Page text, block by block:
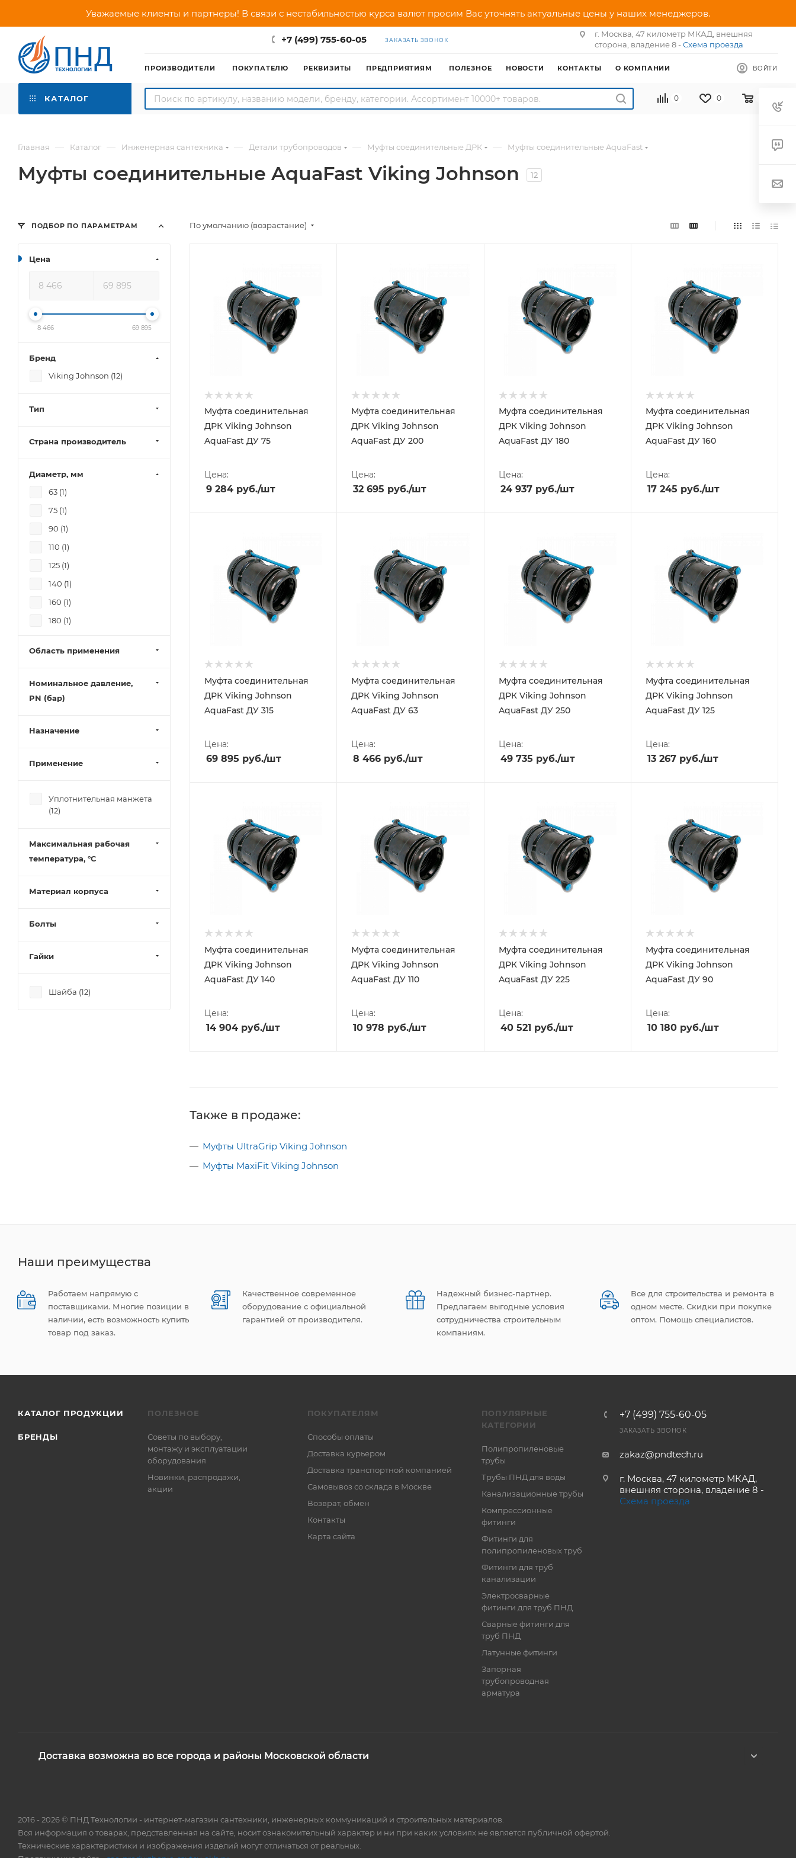
Уважаемые клиенты и партнеры! В связи с нестабильностью курса валют просим Вас уточнять актуальные цены у наших менеджеров.
+7 (499) 755-60-05 ЗАКАЗАТЬ ЗВОНОК
г. Москва, 47 километр МКАД, внешняя
сторона, владение 8 - Схема проезда
ВОЙТИ
ПРОИЗВОДИТЕЛИ ПОКУПАТЕЛЮ РЕКВИЗИТЫ ПРЕДПРИЯТИЯМ ПОЛЕЗНОЕ НОВОСТИ КОНТАКТЫ О КОМПАНИИ
0 0
КАТАЛОГ
Главная — Каталог — Инженерная сантехника — Детали трубопроводов — Муфты соединительные ДРК — Муфты соединительные AquaFast
Муфты соединительные AquaFast Viking Johnson 12
По умолчанию (возрастание)
Муфта соединительная
ДРК Viking Johnson
AquaFast ДУ 75
Цена:
9 284 руб./шт
Муфта соединительная
ДРК Viking Johnson
AquaFast ДУ 200
Цена:
32 695 руб./шт
Муфта соединительная
ДРК Viking Johnson
AquaFast ДУ 180
Цена:
24 937руб./шт
Муфта соединительная
ДРК Viking Johnson
AquaFast ДУ 160
Цена:
17 245 руб./шт
Муфта соединительная
ДРК Viking Johnson
AquaFast ДУ 315
Цена:
69 895 руб./шт
Муфта соединительная
ДРК Viking Johnson
AquaFast ДУ 63
Цена:
8 466 руб./шт
Муфта соединительная
ДРК Viking Johnson
AquaFast ДУ 250
Цена:
49 735 руб./шт
Муфта соединительная
ДРК Viking Johnson
AquaFast ДУ 125
Цена:
13 267руб./шт
Муфта соединительная
ДРК Viking Johnson
AquaFast ДУ 140
Цена:
14 904 руб./шт
Муфта соединительная
ДРК Viking Johnson
AquaFast ДУ 110
Цена:
10 978 руб./шт
Муфта соединительная
ДРК Viking Johnson
AquaFast ДУ 225
Цена:
40 521 руб./шт
Муфта соединительная
ДРК Viking Johnson
AquaFast ДУ 90
Цена:
10 180руб./шт
Также в продаже:
Муфты UltraGrip Viking Johnson
Муфты MaxiFit Viking Johnson
ПОДБОР ПО ПАРАМЕТРАМ
Цена
8 466 69 895
Бренд
Viking Johnson (12)
Тип
Страна производитель
Диаметр, мм
63 (1)
75 (1)
90 (1)
110 (1)
125 (1)
140 (1)
160 (1)
180 (1)
315 (
Область применения
Номинальное давление,
PN (бар)
Назначение
Применение
Уплотнительная манжета
(12)
Максимальная рабочая
температура, °С
Материал корпуса
Болты
Гайки
Шайба (12)
Наши преимущества
Работаем напрямую с
поставщиками. Многие позиции в
наличии, есть возможность купить
товар под заказ.
Качественное современное
оборудование с официальной
гарантией от производителя.
Надежный бизнес-партнер.
Предлагаем выгодные условия
сотрудничества строительным
компаниям.
Все для строительства и ремонта в
одном месте. Скидки при покупке
оптом. Помощь специалистов.
КАТАЛОГ ПРОДУКЦИИ
БРЕНДЫ
ПОЛЕЗНОЕ
Советы по выбору,
монтажу и эксплуатации
оборудования
Новинки, распродажи,
акции
ПОКУПАТЕЛЯМ
Способы оплаты
Доставка курьером
Доставка транспортной компанией
Самовывоз со склада в Москве
Возврат, обмен
Контакты
Карта сайта
ПОПУЛЯРНЫЕ
КАТЕГОРИИ
Полипропиленовые
трубы
Трубы ПНД для воды
Канализационные трубы
Компрессионные
фитинги
Фитинги для
полипропиленовых труб
Фитинги для труб
канализации
Электросварные
фитинги для труб ПНД
Сварные фитинги для
труб ПНД
Латунные фитинги
Запорная
трубопроводная
арматура
+7 (499) 755-60-05
ЗАКАЗАТЬ ЗВОНОК
zakaz@pndtech.ru
г. Москва, 47 километр МКАД,
внешняя сторона, владение 8 -
Схема проезда
Доставка возможна во все города и районы Московской области
2016 - 2026 © ПНД Технологии - интернет-магазин сантехники, инженерных коммуникаций и строительных материалов.
Вся информация о товарах, представленная на сайте, носит ознакомительный характер и ни при каких условиях не является публичной офертой.
Технические характеристики и изображения изделий могут отличаться от реальных.